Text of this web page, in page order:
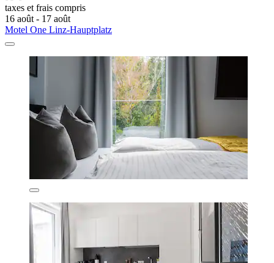
taxes et frais compris
16 août - 17 août
Motel One Linz-Hauptplatz